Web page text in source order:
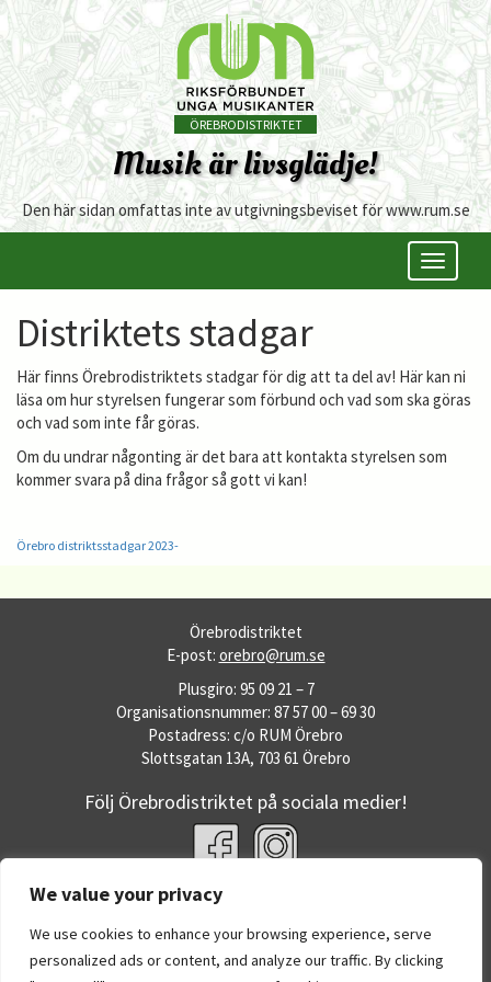
We value your privacy
We use cookies to enhance your browsing experience, serve
personalized ads or content, and analyze our traffic. By clicking
ÖREBRODISTRIKTET
Musik är livsglädje!
Den här sidan omfattas inte av utgivningsbeviset för www.rum.se
Öppna/
meny
Distriktets stadgar
Här finns Örebrodistriktets stadgar för dig att ta del av! Här kan ni
läsa om hur styrelsen fungerar som förbund och vad som ska göras
och vad som inte får göras.
Om du undrar någonting är det bara att kontakta styrelsen som
kommer svara på dina frågor så gott vi kan!
Örebro distriktsstadgar 2023-
Örebrodistriktet
E-post: orebro@rum.se
Plusgiro: 95 09 21 – 7
Organisationsnummer: 87 57 00 – 69 30
Postadress: c/o RUM Örebro
Slottsgatan 13A, 703 61 Örebro
Följ Örebrodistriktet på sociala medier!
Fler RUM-webbplatser
RUM.se
Dataskyddspolicy
Om RUM:s webbplatser